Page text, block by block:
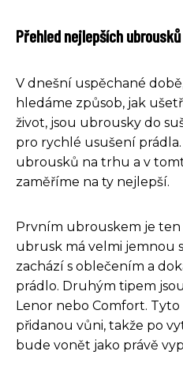
Přehled nejlepších
V dnešní uspěchané
hledáme způsob, jak
život, jsou ubrousky do
pro rychlé usušení
ubrousků na trhu a v
zaměříme na ty nejlepší.
Prvním ubrouskem je ten
ubrusk má velmi jemnou
zachází s oblečením a
prádlo. Druhým tipem
Lenor nebo Comfort.
přidanou vůni, takže po
bude vonět jako právě